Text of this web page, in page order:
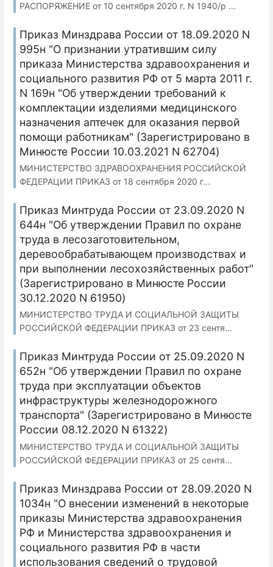
РАСПОРЯЖЕНИЕ от 10 сентября 2020 г. N 1940/р ...
Приказ Минздрава России от 18.09.2020 N
995н "О признании утратившим силу
приказа Министерства здравоохранения и
социального развития РФ от 5 марта 2011 г.
N 169н "Об утверждении требований к
комплектации изделиями медицинского
назначения аптечек для оказания первой
помощи работникам" (Зарегистрировано в
Минюсте России 10.03.2021 N 62704)
МИНИСТЕРСТВО ЗДРАВООХРАНЕНИЯ РОССИЙСКОЙ
ФЕДЕРАЦИИ ПРИКАЗ от 18 сентября 2020 г...
Приказ Минтруда России от 23.09.2020 N
644н "Об утверждении Правил по охране
труда в лесозаготовительном,
деревообрабатывающем производствах и
при выполнении лесохозяйственных работ"
(Зарегистрировано в Минюсте России
30.12.2020 N 61950)
МИНИСТЕРСТВО ТРУДА И СОЦИАЛЬНОЙ ЗАЩИТЫ
РОССИЙСКОЙ ФЕДЕРАЦИИ ПРИКАЗ от 23 сентя...
Приказ Минтруда России от 25.09.2020 N
652н "Об утверждении Правил по охране
труда при эксплуатации объектов
инфраструктуры железнодорожного
транспорта" (Зарегистрировано в Минюсте
России 08.12.2020 N 61322)
МИНИСТЕРСТВО ТРУДА И СОЦИАЛЬНОЙ ЗАЩИТЫ
РОССИЙСКОЙ ФЕДЕРАЦИИ ПРИКАЗ от 25 сентя...
Приказ Минздрава России от 28.09.2020 N
1034н "О внесении изменений в некоторые
приказы Министерства здравоохранения
РФ и Министерства здравоохранения и
социального развития РФ в части
использования сведений о трудовой